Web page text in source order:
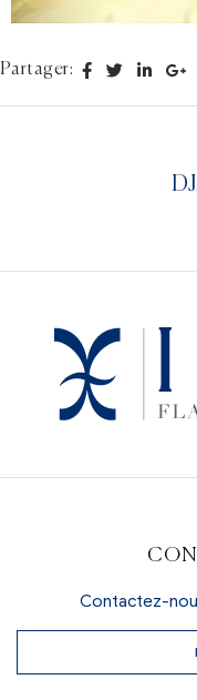
Partager: Facebook
Twitter
Contactez-